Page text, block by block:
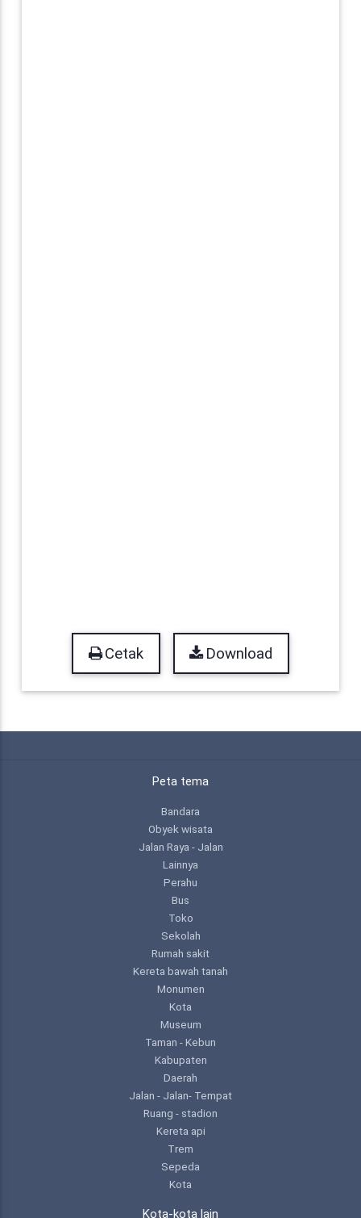
Cetak Download
Peta tema
Bandara
Obyek wisata
Jalan Raya - Jalan
Lainnya
Perahu
Bus
Toko
Sekolah
Rumah sakit
Kereta bawah tanah
Monumen
Kota
Museum
Taman - Kebun
Kabupaten
Daerah
Jalan - Jalan- Tempat
Ruang - stadion
Kereta api
Trem
Sepeda
Kota
Kota-kota lain